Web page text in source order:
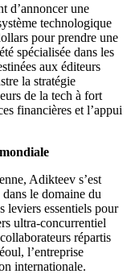
d’annoncer une
technologique
pour prendre une
spécialisée dans les
aux éditeurs
la stratégie
de la tech à fort
financières et l’appui
Adikteev s’est
le domaine du
leviers essentiels pour
ultra-concurrentiel
répartis
l’entreprise
internationale.